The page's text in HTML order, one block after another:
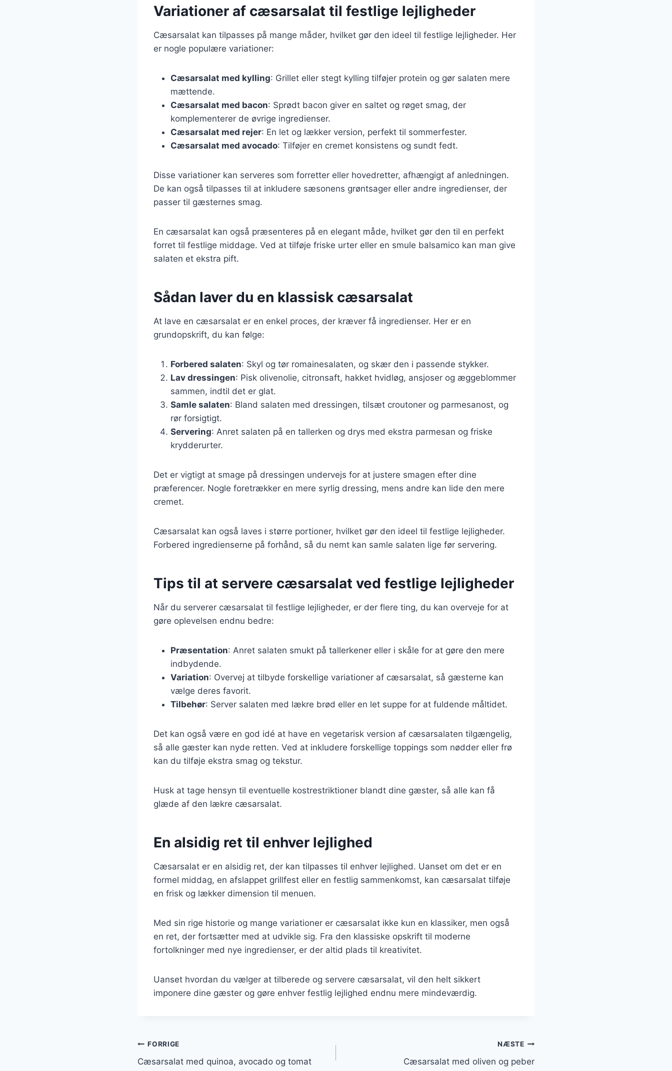
Variationer af cæsarsalat til festlige lejligheder
Cæsarsalat kan tilpasses på mange måder, hvilket gør den ideel til festlige lejligheder. Her
er nogle populære variationer:
Cæsarsalat med kylling: Grillet eller stegt kylling tilføjer protein og gør salaten mere
mættende.
Cæsarsalat med bacon: Sprødt bacon giver en saltet og røget smag, der
komplementerer de øvrige ingredienser.
Cæsarsalat med rejer: En let og lækker version, perfekt til sommerfester.
Cæsarsalat med avocado: Tilføjer en cremet konsistens og sundt fedt.
Disse variationer kan serveres som forretter eller hovedretter, afhængigt af anledningen.
De kan også tilpasses til at inkludere sæsonens grøntsager eller andre ingredienser, der
passer til gæsternes smag.
En cæsarsalat kan også præsenteres på en elegant måde, hvilket gør den til en perfekt
forret til festlige middage. Ved at tilføje friske urter eller en smule balsamico kan man give
salaten et ekstra pift.
Sådan laver du en klassisk cæsarsalat
At lave en cæsarsalat er en enkel proces, der kræver få ingredienser. Her er en
grundopskrift, du kan følge:
Forbered salaten: Skyl og tør romainesalaten, og skær den i passende stykker.
Lav dressingen: Pisk olivenolie, citronsaft, hakket hvidløg, ansjoser og æggeblommer
sammen, indtil det er glat.
Samle salaten: Bland salaten med dressingen, tilsæt croutoner og parmesanost, og
rør forsigtigt.
Servering: Anret salaten på en tallerken og drys med ekstra parmesan og friske
krydderurter.
Det er vigtigt at smage på dressingen undervejs for at justere smagen efter dine
præferencer. Nogle foretrækker en mere syrlig dressing, mens andre kan lide den mere
cremet.
Cæsarsalat kan også laves i større portioner, hvilket gør den ideel til festlige lejligheder.
Forbered ingredienserne på forhånd, så du nemt kan samle salaten lige før servering.
Tips til at servere cæsarsalat ved festlige lejligheder
Når du serverer cæsarsalat til festlige lejligheder, er der flere ting, du kan overveje for at
gøre oplevelsen endnu bedre:
Præsentation: Anret salaten smukt på tallerkener eller i skåle for at gøre den mere
indbydende.
Variation: Overvej at tilbyde forskellige variationer af cæsarsalat, så gæsterne kan
vælge deres favorit.
Tilbehør: Server salaten med lækre brød eller en let suppe for at fuldende måltidet.
Det kan også være en god idé at have en vegetarisk version af cæsarsalaten tilgængelig,
så alle gæster kan nyde retten. Ved at inkludere forskellige toppings som nødder eller frø
kan du tilføje ekstra smag og tekstur.
Husk at tage hensyn til eventuelle kostrestriktioner blandt dine gæster, så alle kan få
glæde af den lækre cæsarsalat.
En alsidig ret til enhver lejlighed
Cæsarsalat er en alsidig ret, der kan tilpasses til enhver lejlighed. Uanset om det er en
formel middag, en afslappet grillfest eller en festlig sammenkomst, kan cæsarsalat tilføje
en frisk og lækker dimension til menuen.
Med sin rige historie og mange variationer er cæsarsalat ikke kun en klassiker, men også
en ret, der fortsætter med at udvikle sig. Fra den klassiske opskrift til moderne
fortolkninger med nye ingredienser, er der altid plads til kreativitet.
Uanset hvordan du vælger at tilberede og servere cæsarsalat, vil den helt sikkert
imponere dine gæster og gøre enhver festlig lejlighed endnu mere mindeværdig.
Indlægsnavigation
FORRIGE
Cæsarsalat med quinoa, avocado og tomat
NÆSTE
Cæsarsalat med oliven og peber